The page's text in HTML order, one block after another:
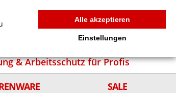
MEIN WARENKORB 0
& Arbeitsschutz für Profis
SALE
Alle akzeptieren
Einstellungen